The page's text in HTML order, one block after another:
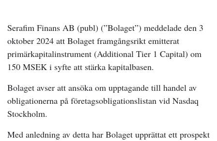
Serafim Finans AB (publ) (”Bolaget”) meddelade den 3
oktober 2024 att Bolaget framgångsrikt emitterat
primärkapitalinstrument (Additional Tier 1 Capital) om
150 MSEK i syfte att stärka kapitalbasen.
Bolaget avser att ansöka om upptagande till handel av
obligationerna på företagsobligationslistan vid Nasdaq
Stockholm.
Med anledning av detta har Bolaget upprättat ett prospekt